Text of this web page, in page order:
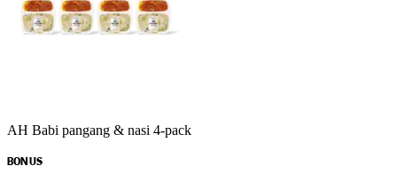
AH Babi pangang & nasi 4-pack
BONUS